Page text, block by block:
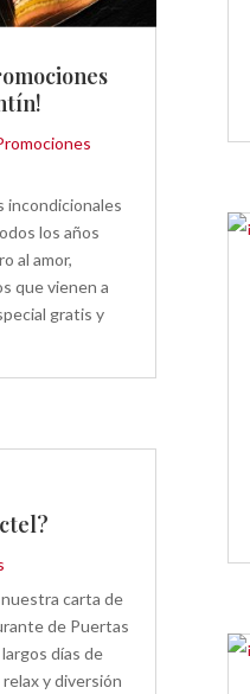
incondicionales
los años
al amor,
que vienen a
gratis y
nuestra carta de
de Puertas
días de
y diversión